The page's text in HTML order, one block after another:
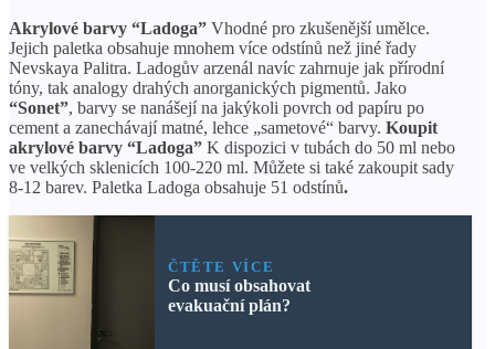
Akrylové barvy “Ladoga” Vhodné pro zkušenější umělce.
Jejich paletka obsahuje mnohem více odstínů než jiné řady
Nevskaya Palitra. Ladogův arzenál navíc zahrnuje jak přírodní
tóny, tak analogy drahých anorganických pigmentů. Jako
“Sonet”, barvy se nanášejí na jakýkoli povrch od papíru po
cement a zanechávají matné, lehce „sametové“ barvy. Koupit
akrylové barvy “Ladoga” K dispozici v tubách do 50 ml nebo
ve velkých sklenicích 100-220 ml. Můžete si také zakoupit sady
8-12 barev. Paletka Ladoga obsahuje 51 odstínů.
ČTĚTE VÍCE
Co musí obsahovat
evakuační plán?